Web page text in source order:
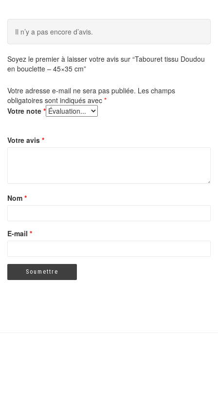
Il n’y a pas encore d’avis.
Soyez le premier à laisser votre avis sur “Tabouret tissu Doudou
en bouclette – 45×35 cm”
Votre adresse e-mail ne sera pas publiée. Les champs
obligatoires sont indiqués avec *
Votre note *
Votre avis *
Nom *
E-mail *